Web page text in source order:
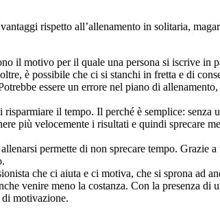
rispetto all’allenamento in solitaria,
il motivo per il quale una persona si iscrive in
è possibile che ci si stanchi in fretta e di
essere un errore nel piano di
il tempo. Il perché è semplice: senza
più velocemente i risultati e quindi sprecare
permette di non sprecare tempo. Grazie
che ci aiuta e ci motiva, che si sprona ad
venire meno la costanza. Con la presenza
motivazione.